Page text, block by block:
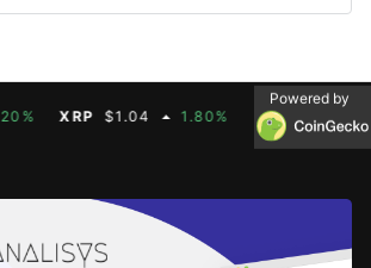
XRP $1.04 1.80% BNB $603.21
Powered by